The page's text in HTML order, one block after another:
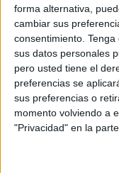
forma alternativa,
cambiar sus
consentimiento. Tenga
sus datos personales
pero usted tiene el
preferencias se
sus preferencias o
momento volviendo a
"Privacidad" en la